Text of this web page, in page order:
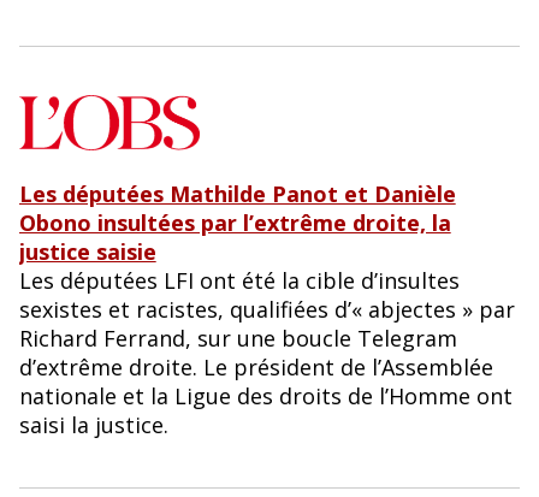
Les députées Mathilde Panot et Danièle
Obono insultées par l’extrême droite, la
justice saisie
Les députées LFI ont été la cible d’insultes
sexistes et racistes, qualifiées d’« abjectes » par
Richard Ferrand, sur une boucle Telegram
d’extrême droite. Le président de l’Assemblée
nationale et la Ligue des droits de l’Homme ont
saisi la justice.